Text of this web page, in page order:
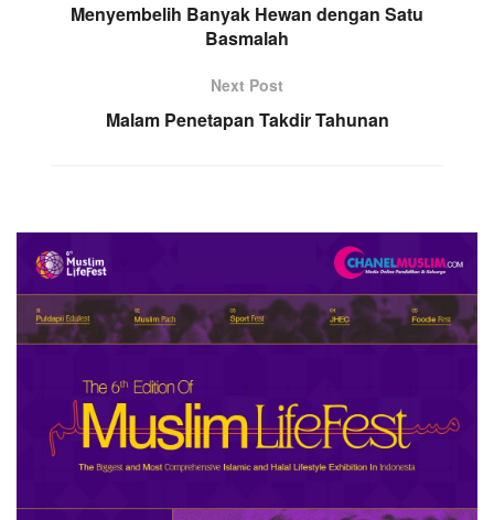
Menyembelih Banyak Hewan dengan Satu
Basmalah
Next Post
Malam Penetapan Takdir Tahunan